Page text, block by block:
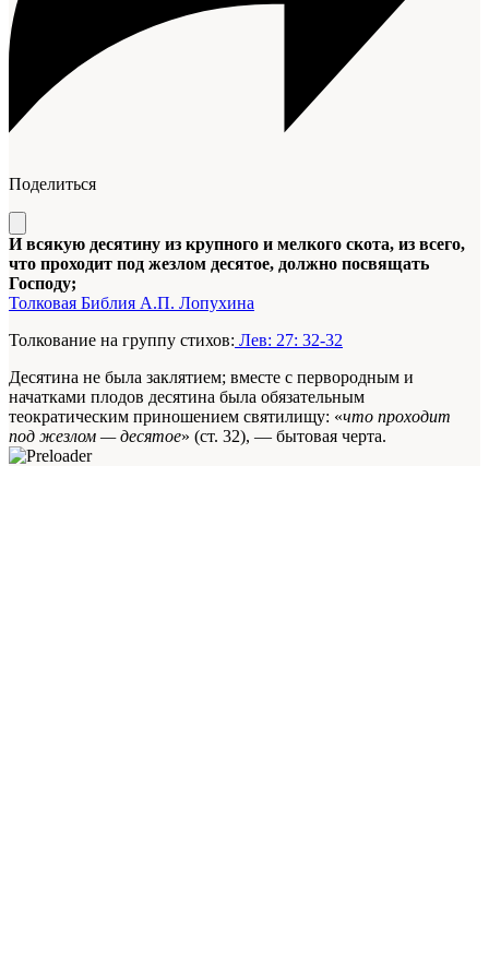
Поделиться
И всякую десятину из крупного и мелкого скота, из всего,
что проходит под жезлом десятое, должно посвящать
Господу;
Толковая Библия А.П. Лопухина
Толкование на группу стихов: Лев: 27: 32-32
Десятина не была заклятием; вместе с первородным и
начатками плодов десятина была обязательным
теократическим приношением святилищу: «что проходит
под жезлом — десятое» (ст. 32), — бытовая черта.